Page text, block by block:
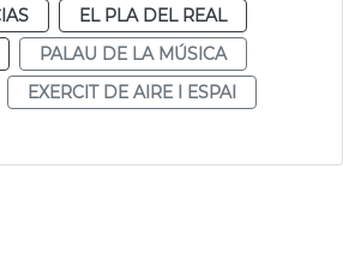
EL PLA DEL REAL
PALAU DE LA MÚSICA
EXERCIT DE AIRE I ESPAI